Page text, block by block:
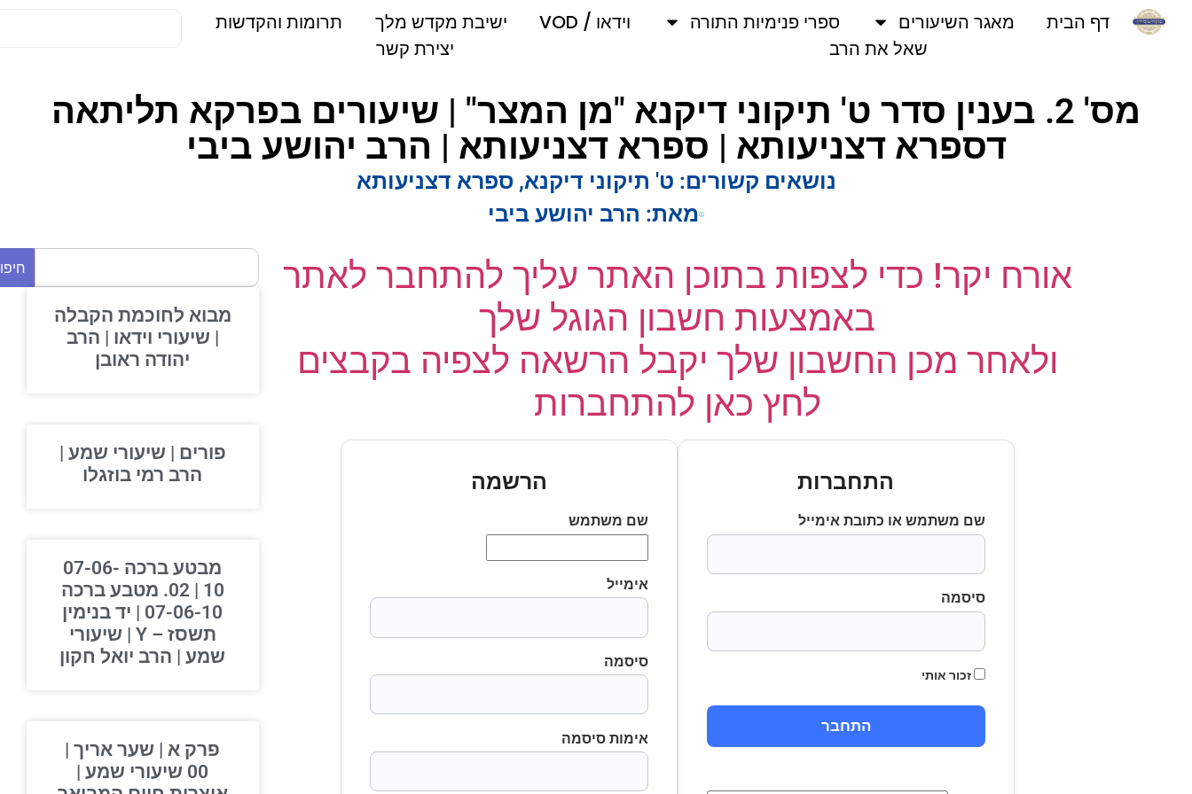
דף הבית מאגר השיעורים ספרי פנימיות התורה וידאו / VOD ישיבת מקדש מלך
תרומות והקדשות
שאל את הרב
יצירת קשר
מס' 2. בענין סדר ט' תיקוני דיקנא "מן המצר" | שיעורים בפרקא תליתאה
דספרא דצניעותא | ספרא דצניעותא | הרב יהושע ביבי
נושאים קשורים: ט' תיקוני דיקנא,ספרא דצניעותא
מאת:הרב יהושע ביבי
אורח יקר! כדי לצפות בתוכן האתר עליך להתחבר לאתר
באמצעות חשבון הגוגל שלך
ולאחר מכן החשבון שלך יקבל הרשאה לצפיה בקבצים
לחץ כאן להתחברות
התחברות
שם משתמש או כתובת אימייל
סיסמה
זכור אותי
הרשמה
שם משתמש
אימייל
סיסמה
אימות סיסמה
חיפוש
מבוא לחוכמת הקבלה
| שיעורי וידאו | הרב
יהודה ראובן
פורים | שיעורי שמע |
הרב רמי בוזגלו
מבטע ברכה 07-06-
10 | 02. מטבע ברכה
07-06-10 | יד בנימין
תשסז – Y | שיעורי
שמע | הרב יואל חקון
פרק א | שער אריך |
00 שיעורי שמע |